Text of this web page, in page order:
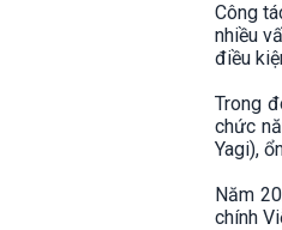
Công
nhiều
điều
Trong
chức
Yagi),
Năm
chính